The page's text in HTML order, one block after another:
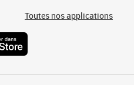
Toutes nos applications